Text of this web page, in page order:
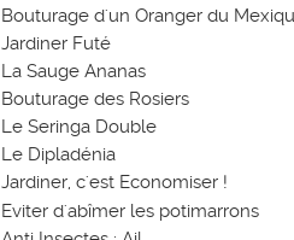
Bouturage d'un Oranger du
Jardiner Futé
La Sauge Ananas
Bouturage des Rosiers
Le Seringa Double
Le Dipladénia
Jardiner, c'est Economiser !
Eviter d'abîmer les potimarrons